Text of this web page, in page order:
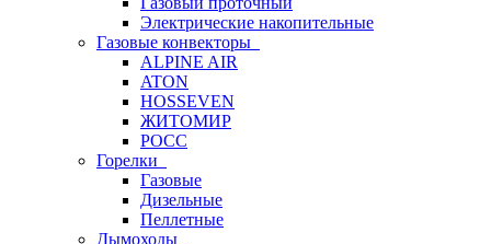
Электрические накопительные
Газовые конвекторы
ALPINE AIR
ATON
HOSSEVEN
ЖИТОМИР
РОСС
Горелки
Газовые
Дизельные
Пеллетные
Дымоходы